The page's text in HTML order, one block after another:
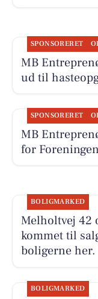
SPONSORERET
MB
ud til
SPONSORERET
MB
for
BOLIGMARKED
Melholtvej 42
kommet til
boligerne her.
BOLIGMARKED